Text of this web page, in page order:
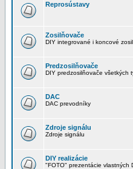
Reprosústavy
Zosilňovače
DIY integrované i koncové
Predzosilňovače
DIY predzosilňovače všetkých
DAC
DAC prevodníky
Zdroje signálu
Zdroje signálu
DIY realizácie
"FOTO" prezentácie vlastných